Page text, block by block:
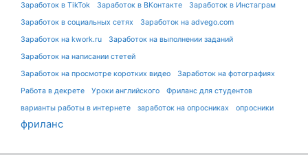
Заработок в TikTok
Заработок в ВКонтакте
Заработок в Инстаграм
Заработок в социальных сетях
Заработок на advego.com
Заработок на kwork.ru
Заработок на выполнении заданий
Заработок на написании стетей
Заработок на просмотре коротких видео
Заработок на фотографиях
Работа в декрете
Уроки английского
Фриланс для студентов
варианты работы в интернете
заработок на опросниках опросники
фриланс